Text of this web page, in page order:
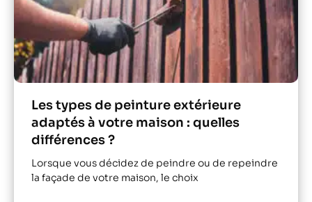
Les types de peinture extérieure
adaptés à votre maison : quelles
différences ?
Lorsque vous décidez de peindre ou de repeindre
la façade de votre maison, le choix